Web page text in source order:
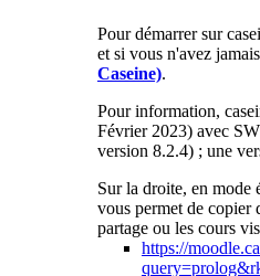
Pour démarrer sur
et si vous n'avez
Caseine).
Pour information,
Février 2023) avec
version 8.2.4) ; une
Sur la droite, en
vous permet de copier
partage ou les cours
https://